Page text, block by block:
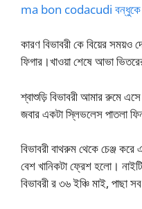
ma bon codacudi বন্ধুকে
কারণ বিভাবরী কে বিয়ের সময়ও
ফিগার।খাওয়া শেষে আভা
শ্বাশুড়ি বিভাবরী আমার রুমে
জবার একটা স্লিভলেস পাতলা
বিভাবরী বাথরুম থেকে চেঞ্জ
বেশ খানিকটা ফ্রেশ হলো।
বিভাবরী র ৩৬ ইঞ্চি মাই, পাছা